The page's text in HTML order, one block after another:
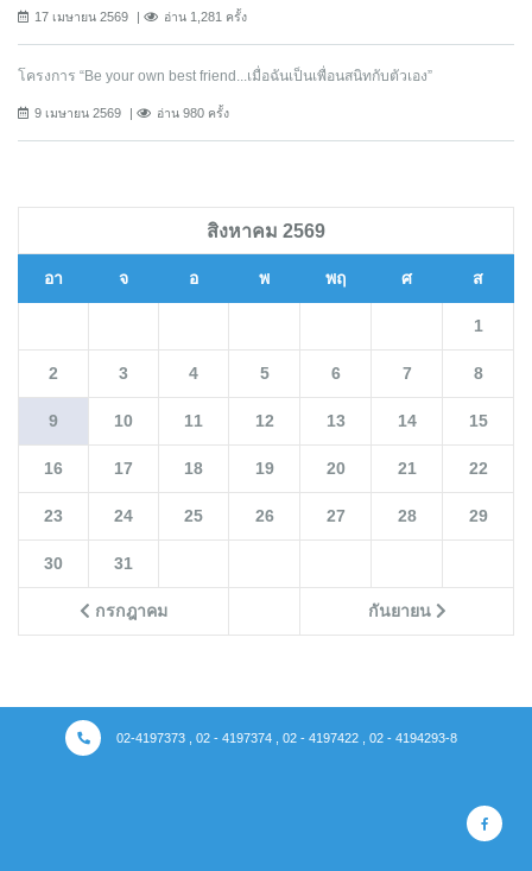
17 เมษายน 2569 อ่าน 1,281 ครั้ง
โครงการ “Be your own best friend...เมื่อฉันเป็นเพื่อนสนิทกับตัวเอง”
9 เมษายน 2569 อ่าน 980 ครั้ง
สิงหาคม 2569
อา จ อ พ พฤ ศ ส
กรกฎาคม กันยายน
1
2 3 4 5 6 7 8
9 10 11 12 13 14 15
16 17 18 19 20 21 22
23 24 25 26 27 28 29
30 31
02-4197373 , 02 - 4197374 , 02 - 4197422 , 02 - 4194293-8